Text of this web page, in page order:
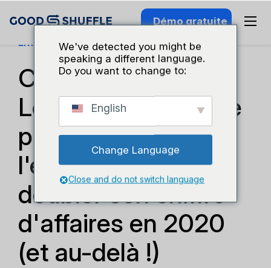
Démo gratuite
Entreprises Et Croissance
Comment Capital
Loans a permis à ce
professionnel de
l'événementiel de
doubler son chiffre
d'affaires en 2020
(et au-delà !)
We've detected you might be
speaking a different language.
Do you want to change to:
English
Change Language
Close and do not switch language